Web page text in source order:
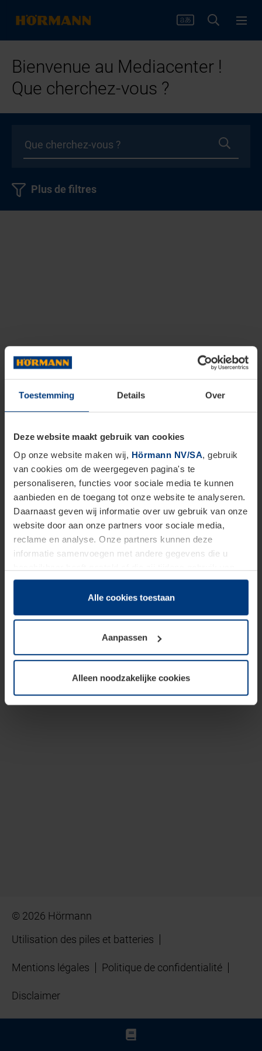
Toestemming Details Over
Deze website maakt gebruik van cookies
Op onze website maken wij, Hörmann NV/SA, gebruik
van cookies om de weergegeven pagina's te
personaliseren, functies voor sociale media te kunnen
aanbieden en de toegang tot onze website te analyseren.
Daarnaast geven wij informatie over uw gebruik van onze
website door aan onze partners voor sociale media,
reclame en analyse. Onze partners kunnen deze
informatie samenvoegen met andere gegevens die u
hun diensten hebben verzameld.
Juridisch hebben wij het recht om cookies op uw
van deze pagina's absoluut vereist is. Voor alle andere
soorten cookies is uw toestemming benodigd. Uw
toestemming kunt u op elk moment bij de uitleg van de
wijzigen of herroepen.
Alle cookies toestaan
Aanpassen
Alleen noodzakelijke cookies
Bienvenue au Mediacenter !
Que cherchez-vous ?
Plus de filtres
© 2026 Hörmann
Utilisation des piles et batteries
Mentions légales Politique de confidentialité
Disclaimer